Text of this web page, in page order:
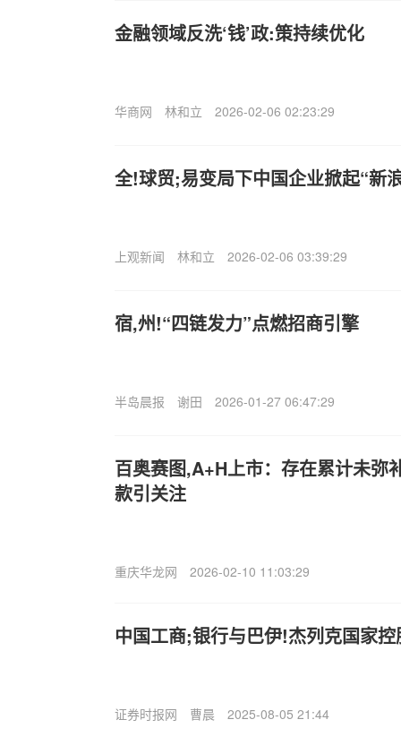
金融领域反洗‘钱’政:策持续优化
华商网 林和立 2026-02-06 02:23:29
全!球贸;易变局下中国企业掀起“新
上观新闻 林和立 2026-02-06 03:39:29
宿,州!“四链发力”点燃招商引擎
半岛晨报 谢田 2026-01-27 06:47:29
百奥赛图,A+H上市：存在累计未弥
款引关注
重庆华龙网 2026-02-10 11:03:29
中国工商;银行与巴伊!杰列克国家
证券时报网 曹晨 2025-08-05 21:44